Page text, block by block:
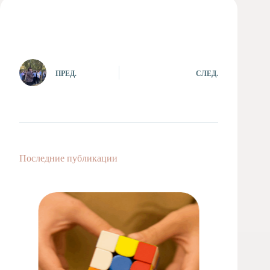
Психологическая
Служба
ПРЕД. СЛЕД.
Последние публикации